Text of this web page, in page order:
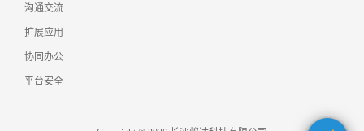
沟通交流
扩展应用
协同办公
平台安全